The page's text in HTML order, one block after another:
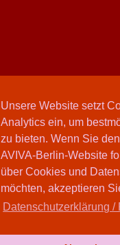
Unsere Website setzt
Analytics ein, um
zu bieten. Wenn Sie
AVIVA-Berlin-Website
über Cookies und
möchten, akzeptieren
Datenschutzerklärung /